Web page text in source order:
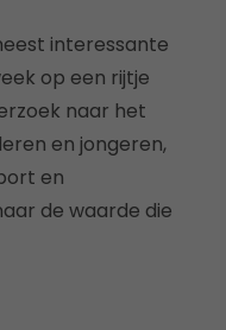
interessante
op een rijtje
naar het
en jongeren,
en
de waarde die